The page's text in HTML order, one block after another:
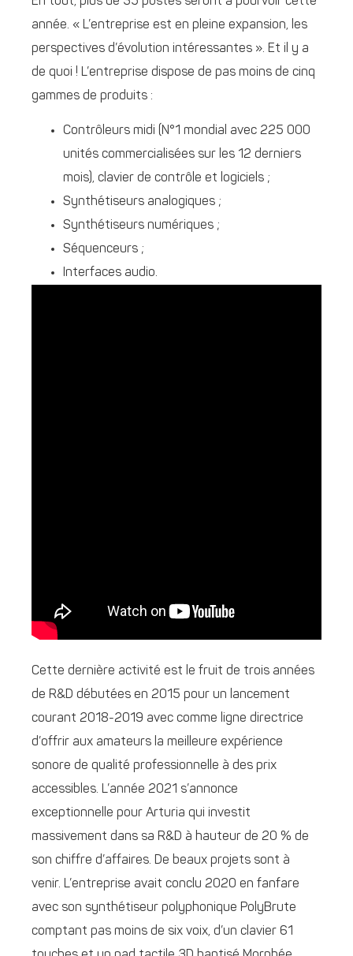
année. « L’entreprise est en pleine expansion, les
perspectives d’évolution intéressantes ». Et il y a
de quoi ! L’entreprise dispose de pas moins de cinq
gammes de produits :
Contrôleurs midi (N°1 mondial avec 225 000
unités commercialisées sur les 12 derniers
mois), clavier de contrôle et logiciels ;
Synthétiseurs analogiques ;
Synthétiseurs numériques ;
Séquenceurs ;
Interfaces audio.
Cette dernière activité est le fruit de trois années
de R&D débutées en 2015 pour un lancement
courant 2018-2019 avec comme ligne directrice
d’offrir aux amateurs la meilleure expérience
sonore de qualité professionnelle à des prix
accessibles. L’année 2021 s’annonce
exceptionnelle pour Arturia qui investit
massivement dans sa R&D à hauteur de 20 % de
son chiffre d’affaires. De beaux projets sont à
venir. L’entreprise avait conclu 2020 en fanfare
avec son synthétiseur polyphonique PolyBrute
comptant pas moins de six voix, d’un clavier 61